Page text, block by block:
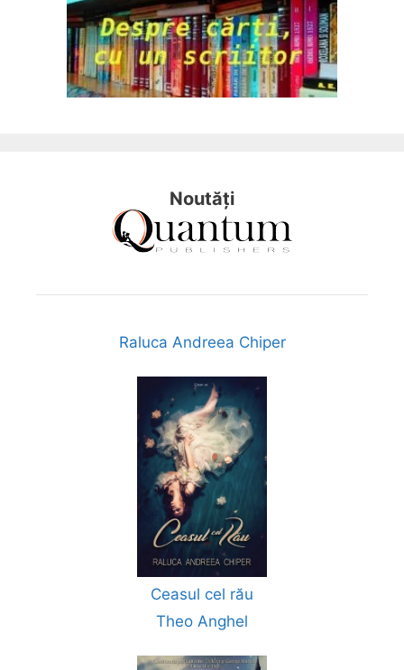
Noutăți
Raluca Andreea Chiper
Ceasul cel rău
Theo Anghel